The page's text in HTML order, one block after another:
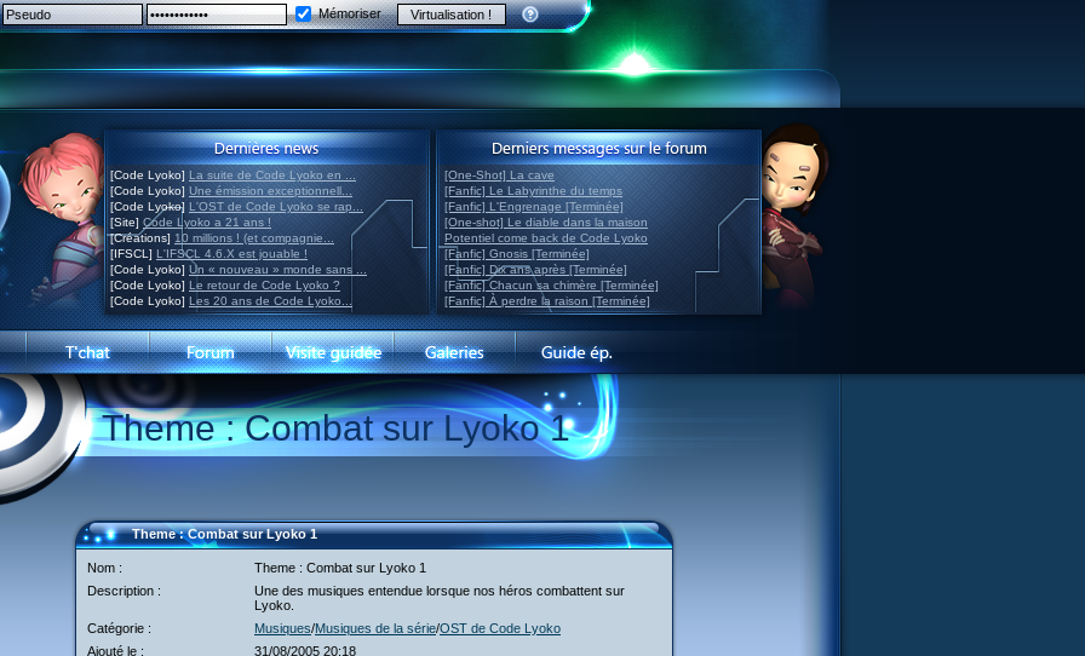
Mémoriser
[Code Lyoko] La suite de Code Lyoko en ...
[Code Lyoko] Une émission exceptionnell...
[Code Lyoko] L'OST de Code Lyoko se rap...
[Site] Code Lyoko a 21 ans !
[Créations] 10 millions ! (et compagnie...
[IFSCL] L'IFSCL 4.6.X est jouable !
[Code Lyoko] Un « nouveau » monde sans ...
[Code Lyoko] Le retour de Code Lyoko ?
[Code Lyoko] Les 20 ans de Code Lyoko...
[One-Shot] La cave
[Fanfic] Le Labyrinthe du temps
[Fanfic] L'Engrenage [Terminée]
[One-shot] Le diable dans la maison
Potentiel come back de Code Lyoko
[Fanfic] Gnosis [Terminée]
[Fanfic] Dix ans après [Terminée]
[Fanfic] Chacun sa chimère [Terminée]
[Fanfic] À perdre la raison [Terminée]
Theme : Combat sur Lyoko 1
Theme : Combat sur Lyoko 1
Nom :
Theme : Combat sur Lyoko 1
Description :
Une des musiques entendue lorsque nos héros combattent sur
Lyoko.
Catégorie :
Musiques/Musiques de la série/OST de Code Lyoko
Ajouté le :
31/08/2005 20:18